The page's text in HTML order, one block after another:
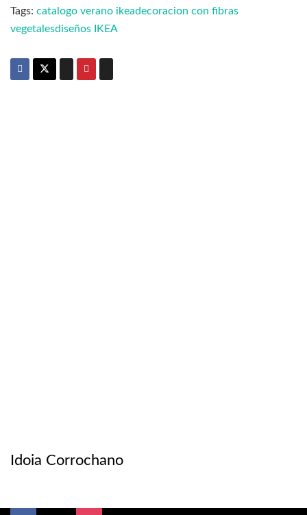
Tags: catalogo verano ikeadecoracion con fibras
vegetalesdiseños IKEA
Idoia Corrochano